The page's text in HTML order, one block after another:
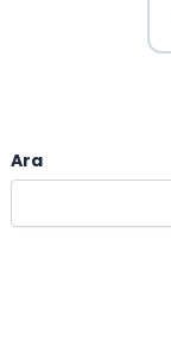
Ara